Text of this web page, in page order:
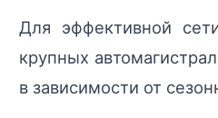
Для эффективной
крупных
в зависимости от